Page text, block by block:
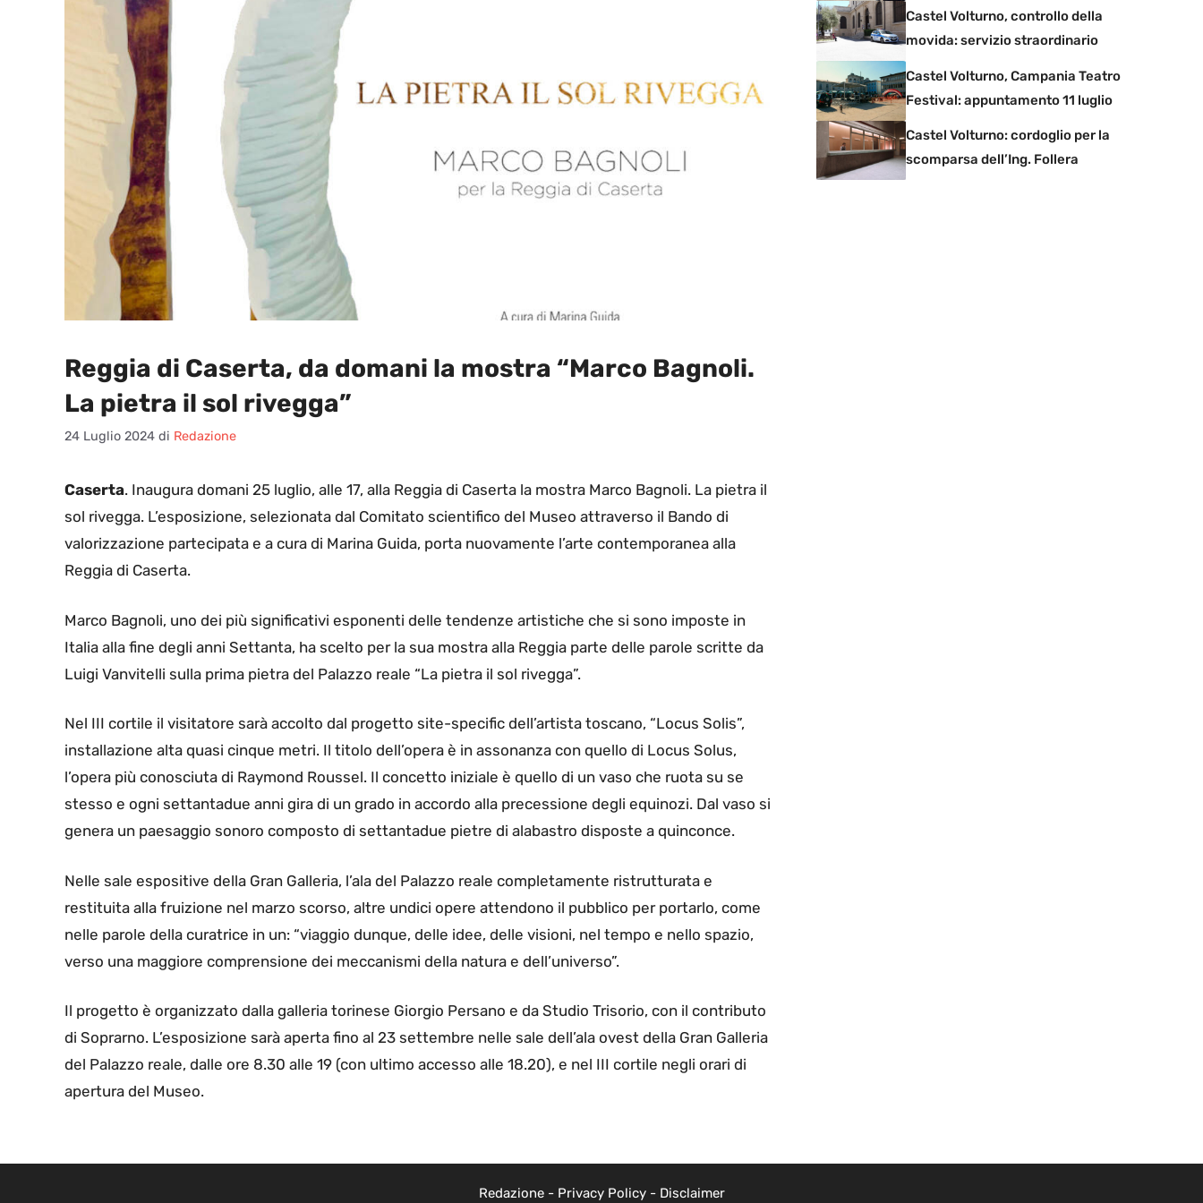
Reggia di Caserta, da domani la mostra “Marco Bagnoli.
La pietra il sol rivegga”
24 Luglio 2024 di Redazione
Caserta. Inaugura domani 25 luglio, alle 17, alla Reggia di Caserta la mostra Marco Bagnoli. La pietra il
sol rivegga. L’esposizione, selezionata dal Comitato scientifico del Museo attraverso il Bando di
valorizzazione partecipata e a cura di Marina Guida, porta nuovamente l’arte contemporanea alla
Reggia di Caserta.
Marco Bagnoli, uno dei più significativi esponenti delle tendenze artistiche che si sono imposte in
Italia alla fine degli anni Settanta, ha scelto per la sua mostra alla Reggia parte delle parole scritte da
Luigi Vanvitelli sulla prima pietra del Palazzo reale “La pietra il sol rivegga”.
Nel III cortile il visitatore sarà accolto dal progetto site-specific dell’artista toscano, “Locus Solis”,
installazione alta quasi cinque metri. Il titolo dell’opera è in assonanza con quello di Locus Solus,
l’opera più conosciuta di Raymond Roussel. Il concetto iniziale è quello di un vaso che ruota su se
stesso e ogni settantadue anni gira di un grado in accordo alla precessione degli equinozi. Dal vaso si
genera un paesaggio sonoro composto di settantadue pietre di alabastro disposte a quinconce.
Nelle sale espositive della Gran Galleria, l’ala del Palazzo reale completamente ristrutturata e
restituita alla fruizione nel marzo scorso, altre undici opere attendono il pubblico per portarlo, come
nelle parole della curatrice in un: “viaggio dunque, delle idee, delle visioni, nel tempo e nello spazio,
verso una maggiore comprensione dei meccanismi della natura e dell’universo”.
Il progetto è organizzato dalla galleria torinese Giorgio Persano e da Studio Trisorio, con il contributo
di Soprarno. L’esposizione sarà aperta fino al 23 settembre nelle sale dell’ala ovest della Gran Galleria
del Palazzo reale, dalle ore 8.30 alle 19 (con ultimo accesso alle 18.20), e nel III cortile negli orari di
apertura del Museo.
Castel Volturno, controllo della
movida: servizio straordinario
Castel Volturno, Campania Teatro
Festival: appuntamento 11 luglio
Castel Volturno: cordoglio per la
scomparsa dell’Ing. Follera
Redazione- Privacy Policy- Disclaimer